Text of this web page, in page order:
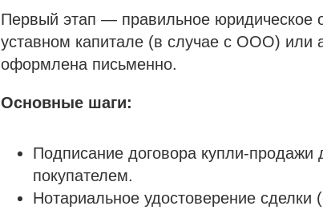
Первый этап — правильное юридическое
уставном капитале (в случае с ООО) или
оформлена письменно.
Основные шаги:
Подписание договора купли-
покупателем.
Нотариальное удостоверение